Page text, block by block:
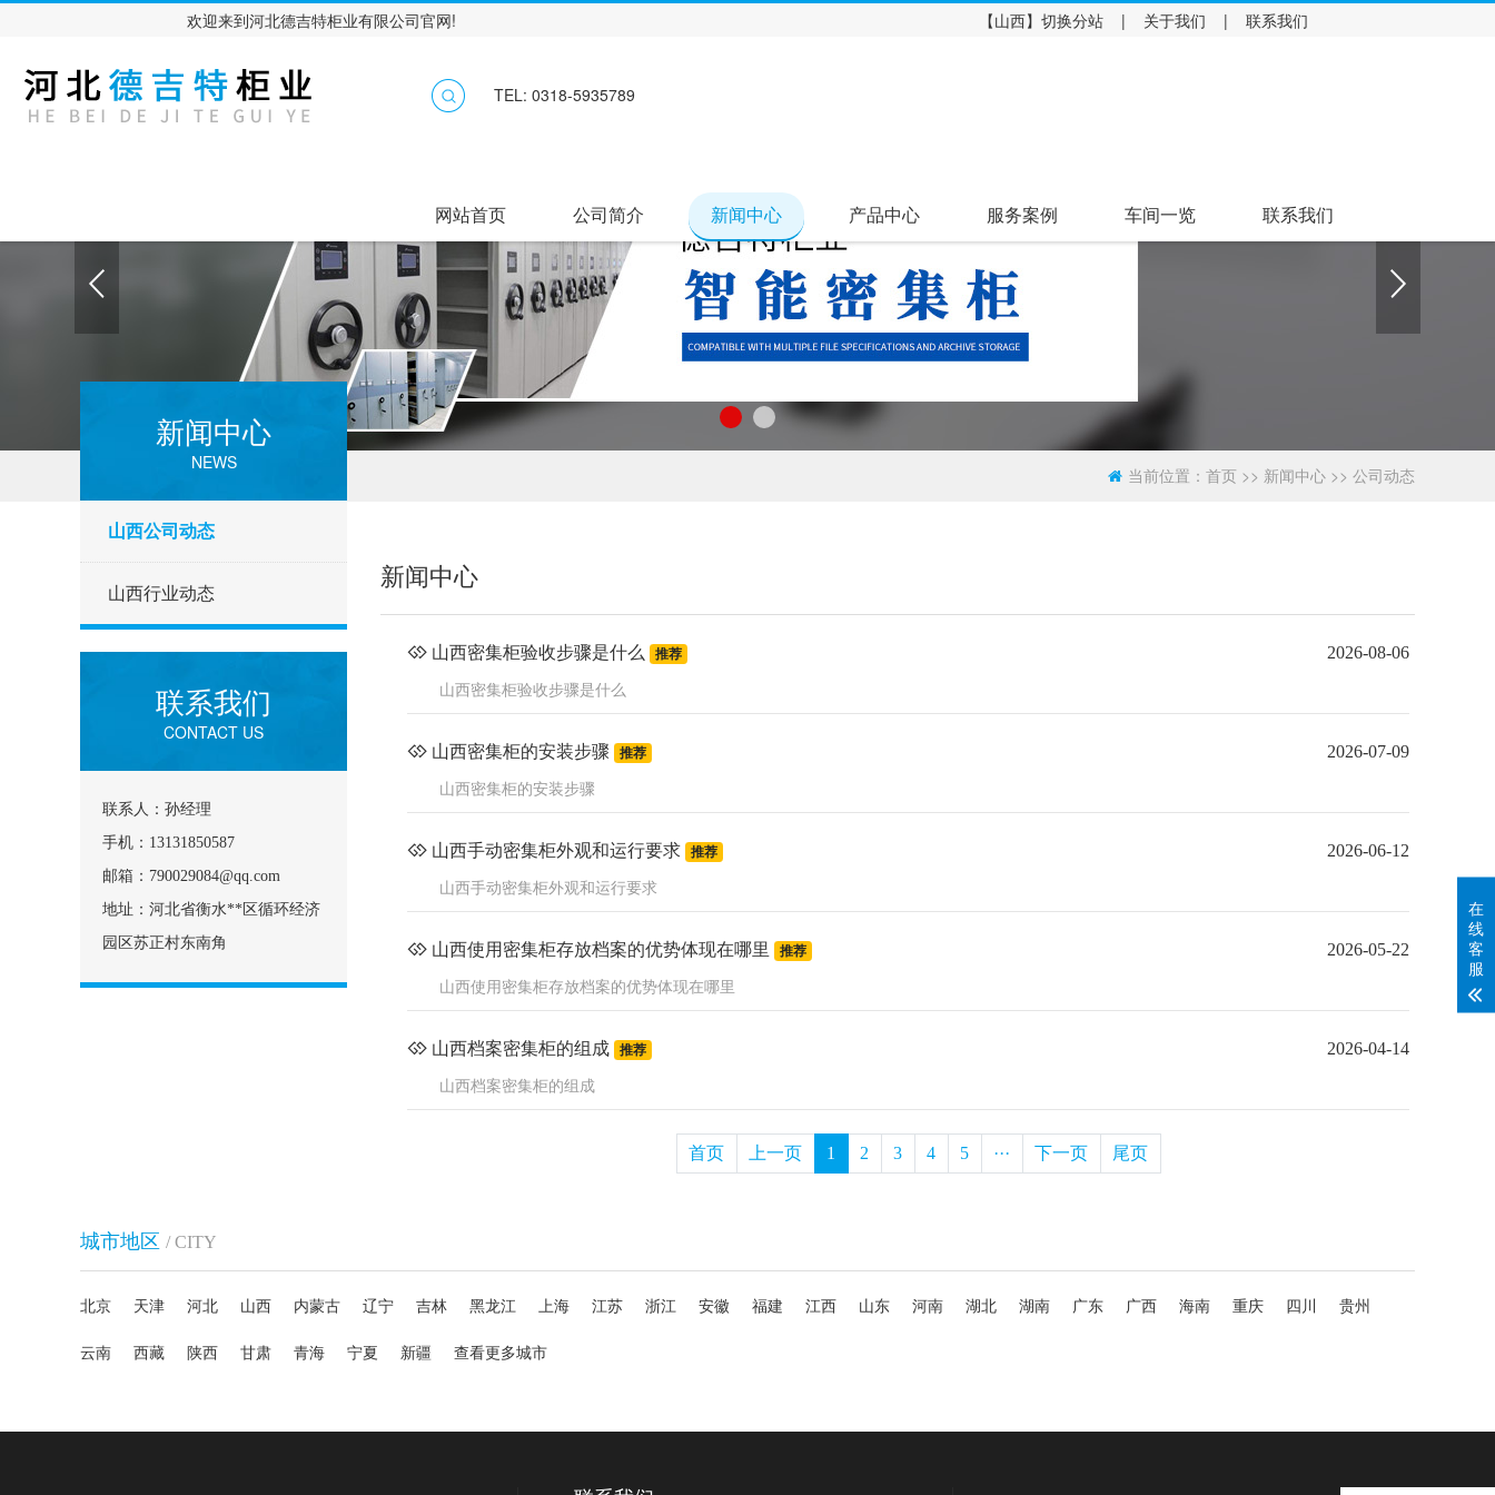
欢迎来到河北德吉特柜业有限公司官网! 【山西】 切换分站 | 关于我们 | 联系我们
TEL: 0318-5935789
网站首页 公司简介 新闻中心 产品中心 服务案例 车间一览 联系我们
当前位置： 首页 >> 新闻中心 >> 公司动态
新闻中心
NEWS
山西公司动态
山西行业动态
联系我们
CONTACT US
联系人：孙经理
手机：13131850587
邮箱：790029084@qq.com
地址：河北省衡水**区循环经济
园区苏正村东南角
新闻中心
山西密集柜验收步骤是什么 推荐 2026-08-06
山西密集柜验收步骤是什么
山西密集柜的安装步骤 推荐 2026-07-09
山西密集柜的安装步骤
山西手动密集柜外观和运行要求 推荐 2026-06-12
山西手动密集柜外观和运行要求
山西使用密集柜存放档案的优势体现在哪里 推荐 2026-05-22
山西使用密集柜存放档案的优势体现在哪里
山西档案密集柜的组成 推荐 2026-04-14
山西档案密集柜的组成
首页 上一页 1 2 3 4 5 ··· 下一页 尾页
城市地区 / CITY
北京 天津 河北 山西 内蒙古 辽宁 吉林 黑龙江 上海 江苏 浙江 安徽 福建 江西 山东 河南 湖北 湖南 广东 广西 海南 重庆 四川 贵州
云南 西藏 陕西 甘肃 青海 宁夏 新疆 查看更多城市
在
线
客
服